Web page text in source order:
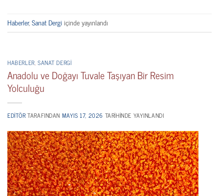
Haberler,Sanat Dergi içinde yayınlandı
HABERLER, SANAT DERGI
Anadolu ve Doğayı Tuvale Taşıyan Bir Resim
Yolculuğu
EDITÖRTARAFINDAN MAYIS 17, 2026 TARIHINDE YAYINLANDI